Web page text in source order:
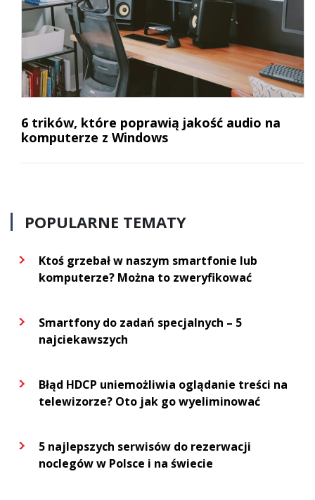
6 trików, które poprawią jakość audio na
komputerze z Windows
POPULARNE TEMATY
Ktoś grzebał w naszym smartfonie lub
komputerze? Można to zweryfikować
Smartfony do zadań specjalnych – 5
najciekawszych
Błąd HDCP uniemożliwia oglądanie treści na
telewizorze? Oto jak go wyeliminować
5 najlepszych serwisów do rezerwacji
noclegów w Polsce i na świecie